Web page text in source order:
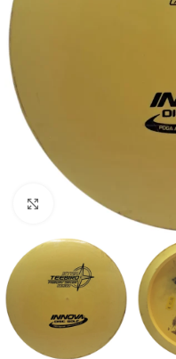
Klikkaa suuremmaksi